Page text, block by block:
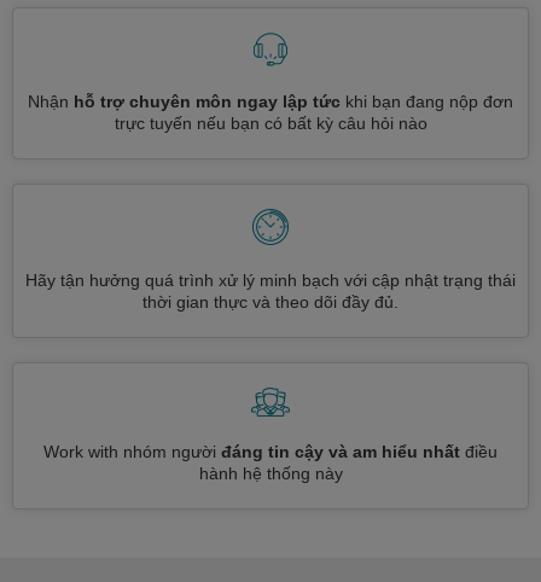
Nhận hỗ trợ chuyên môn ngay lập tức khi bạn đang nộp đơn
trực tuyến nếu bạn có bất kỳ câu hỏi nào
Hãy tận hưởng quá trình xử lý minh bạch với cập nhật trạng thái
thời gian thực và theo dõi đầy đủ.
Work with nhóm người đáng tin cậy và am hiểu nhất điều
hành hệ thống này